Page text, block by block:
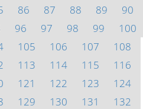
86 87 88 89
90
96 97 98 99
100
105 106 107
108
113 114 115
116
121 122 123
124
129 130 131
132